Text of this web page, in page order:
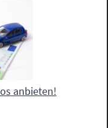
anbieten!